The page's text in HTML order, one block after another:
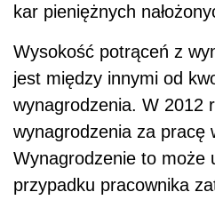
kar pieniężnych
Wysokość potrąceń z
jest między innymi od
wynagrodzenia. W 2012
wynagrodzenia za pracę
Wynagrodzenie to może
przypadku pracownika